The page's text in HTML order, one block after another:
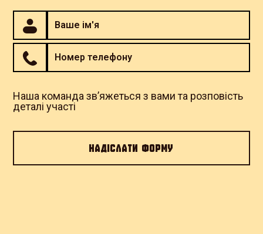
Пиріжки з картоплею | Страва
бере участь у благодійній
кампанії "Підтримай Третю
Штурмову"
Миколаїв, Спаська 52
Наша команда зв’яжеться з вами та розповість
деталі участі